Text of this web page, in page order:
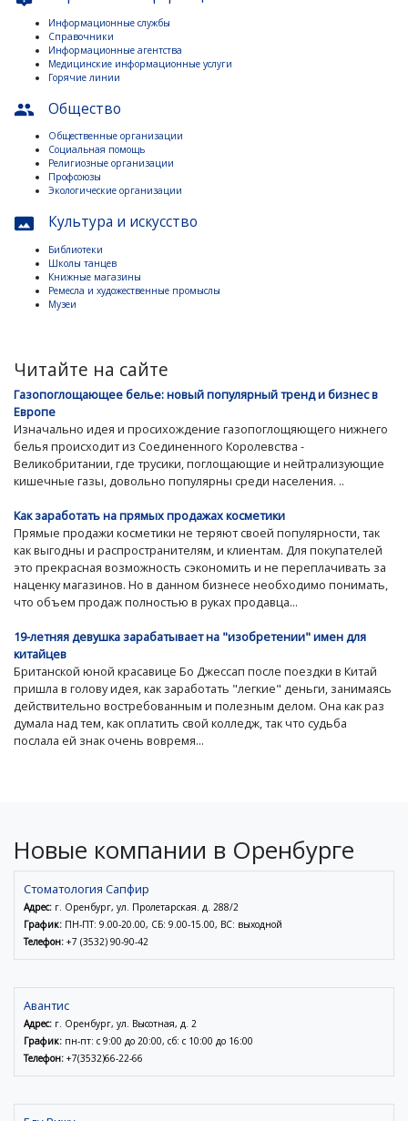
Информационные службы
Справочники
Информационные агентства
Медицинские информационные услуги
Горячие линии
people Общество
Общественные организации
Социальная помощь
Религиозные организации
Профсоюзы
Экологические организации
panorama Культура и искусство
Библиотеки
Школы танцев
Книжные магазины
Ремесла и художественные промыслы
Музеи
Читайте на сайте
Газопоглощающее белье: новый популярный тренд и бизнес в
Европе
Изначально идея и просихождение газопоглощяющего нижнего
белья происходит из Соединенного Королевства -
Великобритании, где трусики, поглощающие и нейтрализующие
кишечные газы, довольно популярны среди населения. ..
Как заработать на прямых продажах косметики
Прямые продажи косметики не теряют своей популярности, так
как выгодны и распространителям, и клиентам. Для покупателей
это прекрасная возможность сэкономить и не переплачивать за
наценку магазинов. Но в данном бизнесе необходимо понимать,
что объем продаж полностью в руках продавца...
19-летняя девушка зарабатывает на "изобретении" имен для
китайцев
Британской юной красавице Бо Джессап после поездки в Китай
пришла в голову идея, как заработать "легкие" деньги, занимаясь
действительно востребованным и полезным делом. Она как раз
думала над тем, как оплатить свой колледж, так что судьба
послала ей знак очень вовремя...
Новые компании в Оренбурге
Стоматология Сапфир
Адрес: г. Оренбург, ул. Пролетарская. д. 288/2
График: ПН-ПТ: 9.00-20.00, СБ: 9.00-15.00, ВС: выходной
Телефон: +7 (3532) 90-90-42
Авантис
Адрес: г. Оренбург, ул. Высотная, д. 2
График: пн-пт: с 9:00 до 20:00, сб: с 10:00 до 16:00
Телефон: +7(3532)66-22-66